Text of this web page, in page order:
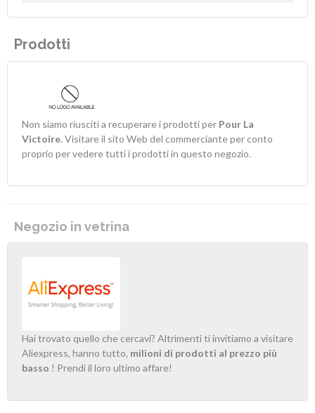
Prodotti
Non siamo riusciti a recuperare i prodotti per Pour La
Victoire. Visitare il sito Web del commerciante per conto
proprio per vedere tutti i prodotti in questo negozio.
Negozio in vetrina
Hai trovato quello che cercavi? Altrimenti ti invitiamo a visitare
Aliexpress, hanno tutto, milioni di prodotti al prezzo più
basso ! Prendi il loro ultimo affare!